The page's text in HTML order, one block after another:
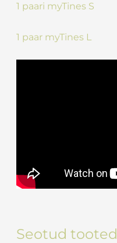
1 paari myTines S
1 paar myTines L
Seotud tooted